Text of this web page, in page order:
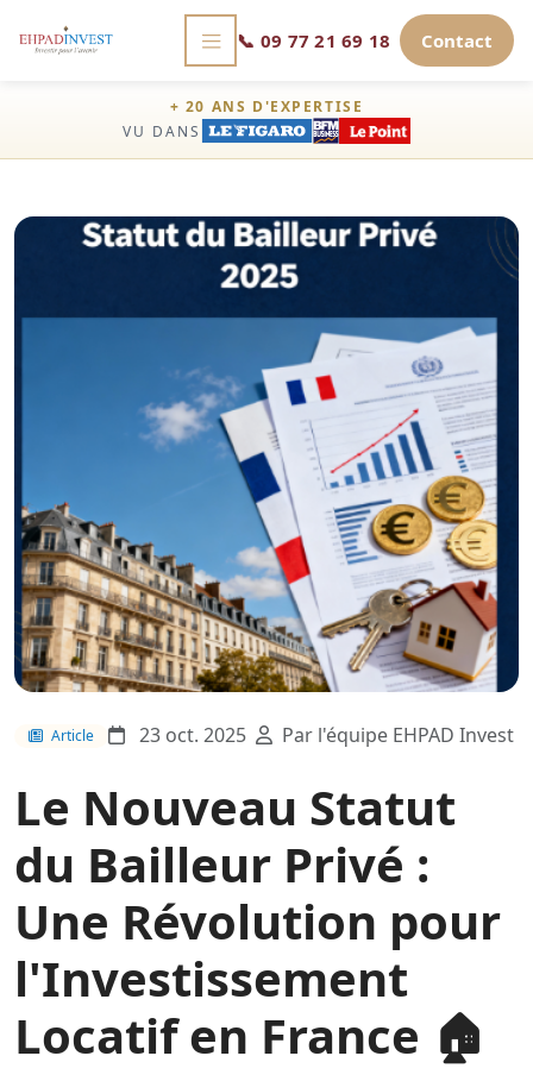
📞 09 77 21 69 18 Contact
+ 20 ANS D'EXPERTISE
VU DANS
Article 23 oct. 2025 Par l'équipe EHPAD Invest
Le Nouveau Statut
du Bailleur Privé :
Une Révolution pour
l'Investissement
Locatif en France 🏠